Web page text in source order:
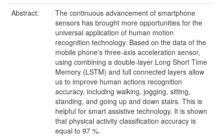
Abstract:
The continuous advancement of smartphone
sensors has brought more opportunities for the
universal application of human motion
recognition technology. Based on the data of the
mobile phone's three-axis acceleration sensor,
using combining a double-layer Long Short Time
Memory (LSTM) and full connected layers allow
us to improve human actions recognition
accuracy, including walking, jogging, sitting,
standing, and going up and down stairs. This is
helpful for smart assistive technology. It is shown
that physical activity classification accuracy is
equal to 97 %.